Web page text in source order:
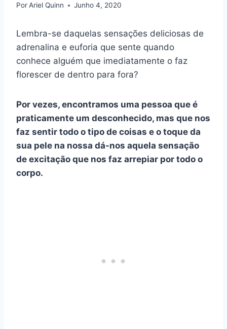
PorAriel Quinn Junho 4, 2020
Lembra-se daquelas sensações deliciosas de
adrenalina e euforia que sente quando
conhece alguém que imediatamente o faz
florescer de dentro para fora?
Por vezes, encontramos uma pessoa que é
praticamente um desconhecido, mas que nos
faz sentir todo o tipo de coisas e o toque da
sua pele na nossa dá-nos aquela sensação
de excitação que nos faz arrepiar por todo o
corpo.